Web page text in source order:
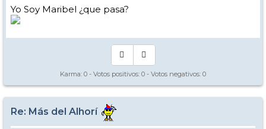
Yo Soy Maribel ¿que pasa?
Karma: 0 - Votos positivos: 0 - Votos negativos: 0
Re: Más del Alhorí